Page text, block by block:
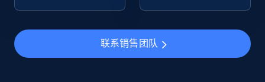
eBay - Collect products from shops on eBay
URL, Product id, Title, Seller name, Seller rating,
联系销售团队